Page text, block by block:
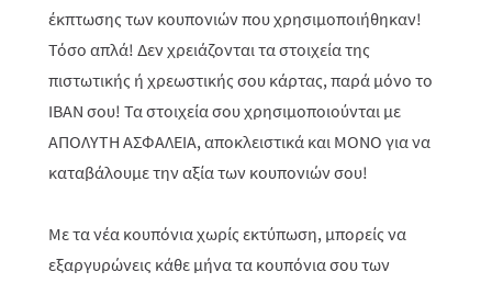
έκπτωσης των κουπονιών που χρησιμοποιήθηκαν!
Τόσο απλά! Δεν χρειάζονται τα στοιχεία της
πιστωτικής ή χρεωστικής σου κάρτας, παρά μόνο το
IBAN σου! Τα στοιχεία σου χρησιμοποιούνται με
ΑΠΟΛΥΤΗ ΑΣΦΑΛΕΙΑ, αποκλειστικά και ΜΟΝΟ για να
καταβάλουμε την αξία των κουπονιών σου!
Με τα νέα κουπόνια χωρίς εκτύπωση, μπορείς να
εξαργυρώνεις κάθε μήνα τα κουπόνια σου των